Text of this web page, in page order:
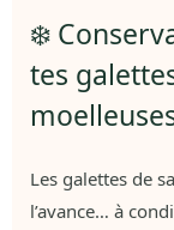
❄️
tes
Les galettes de
l’avance… à